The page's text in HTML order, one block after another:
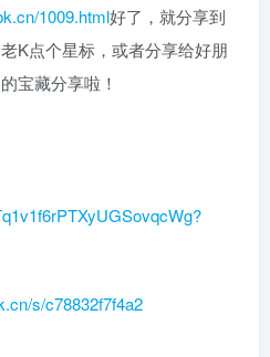
1009.html好了，就分享到
K点个星标，或者分享给好朋
宝藏分享啦！
s/c78832f7f4a2